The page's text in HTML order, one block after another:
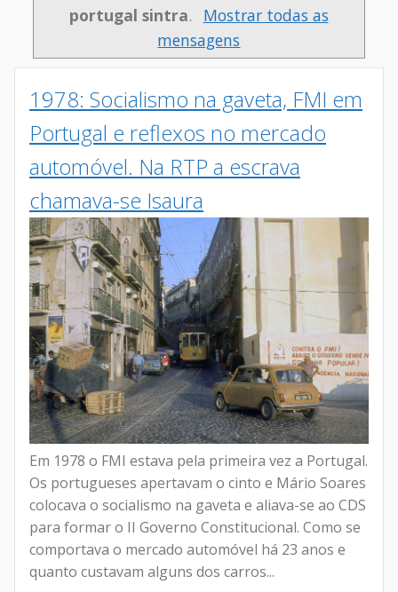
portugal sintra.
Mostrar todas as
mensagens
1978: Socialismo na gaveta, FMI em
Portugal e reflexos no mercado
automóvel. Na RTP a escrava
chamava-se Isaura
Em 1978 o FMI estava pela primeira vez a Portugal.
Os portugueses apertavam o cinto e Mário Soares
colocava o socialismo na gaveta e aliava-se ao CDS
para formar o II Governo Constitucional. Como se
comportava o mercado automóvel há 23 anos e
quanto custavam alguns dos carros...